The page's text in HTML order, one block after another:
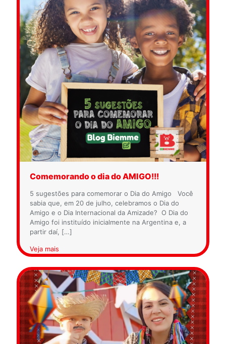
Comemorando o dia do AMIGO!!!
5 sugestões para comemorar o Dia do Amigo Você
sabia que, em 20 de julho, celebramos o Dia do
Amigo e o Dia Internacional da Amizade? O Dia do
Amigo foi instituído inicialmente na Argentina e, a
partir daí, […]
Veja mais